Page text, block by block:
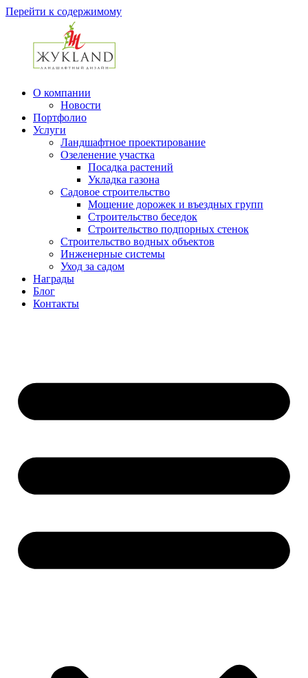
Перейти к содержимому
О компании
Новости
Портфолио
Услуги
Ландшафтное проектирование
Озеленение участка
Посадка растений
Укладка газона
Садовое строительство
Мощение дорожек и въездных групп
Строительство беседок
Строительство подпорных стенок
Строительство водных объектов
Инженерные системы
Уход за садом
Награды
Блог
Контакты